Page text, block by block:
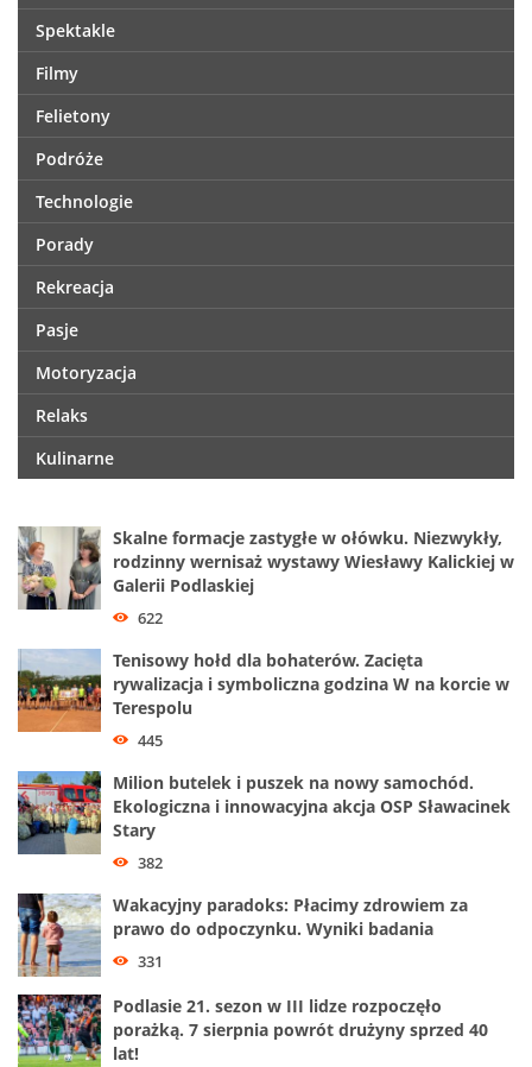
Spektakle
Filmy
Felietony
Podróże
Technologie
Porady
Rekreacja
Pasje
Motoryzacja
Relaks
Kulinarne
Skalne formacje zastygłe w ołówku. Niezwykły,
rodzinny wernisaż wystawy Wiesławy Kalickiej w
Galerii Podlaskiej
622
Tenisowy hołd dla bohaterów. Zacięta
rywalizacja i symboliczna godzina W na korcie w
Terespolu
445
Milion butelek i puszek na nowy samochód.
Ekologiczna i innowacyjna akcja OSP Sławacinek
Stary
382
Wakacyjny paradoks: Płacimy zdrowiem za
prawo do odpoczynku. Wyniki badania
331
Podlasie 21. sezon w III lidze rozpoczęło
porażką. 7 sierpnia powrót drużyny sprzed 40
lat!